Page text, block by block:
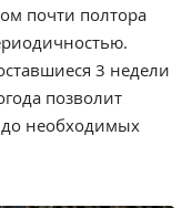
почти полтора
3 недели
позволит
до необходимых